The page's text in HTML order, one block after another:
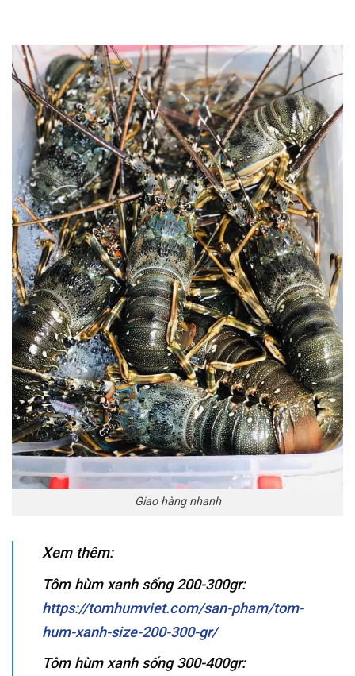
Giao hàng nhanh
Xem thêm:
Tôm hùm xanh sống 200-300gr:
https://tomhumviet.com/san-pham/tom-
hum-xanh-size-200-300-gr/
Tôm hùm xanh sống 300-400gr: